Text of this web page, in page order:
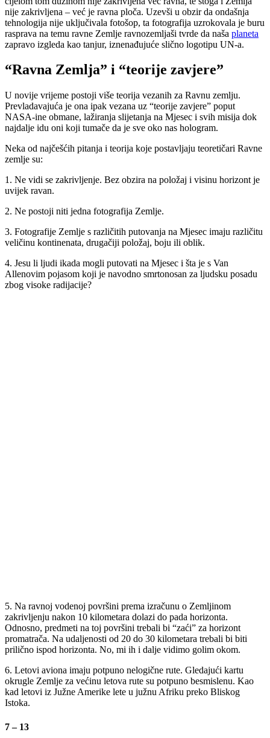
nije zakrivljena – već je ravna ploča. Uzevši u obzir da ondašnja
tehnologija nije uključivala fotošop, ta fotografija uzrokovala je buru
rasprava na temu ravne Zemlje ravnozemljaši tvrde da naša planeta
zapravo izgleda kao tanjur, iznenađujuće slično logotipu UN-a.
“Ravna Zemlja” i “teorije zavjere”
U novije vrijeme postoji više teorija vezanih za Ravnu zemlju.
Prevladavajuća je ona ipak vezana uz “teorije zavjere” poput
NASA-ine obmane, lažiranja slijetanja na Mjesec i svih misija dok
najdalje idu oni koji tumače da je sve oko nas hologram.
Neka od najčešćih pitanja i teorija koje postavljaju teoretičari Ravne
zemlje su:
1. Ne vidi se zakrivljenje. Bez obzira na položaj i visinu horizont je
uvijek ravan.
2. Ne postoji niti jedna fotografija Zemlje.
3. Fotografije Zemlje s različitih putovanja na Mjesec imaju različitu
veličinu kontinenata, drugačiji položaj, boju ili oblik.
4. Jesu li ljudi ikada mogli putovati na Mjesec i šta je s Van
Allenovim pojasom koji je navodno smrtonosan za ljudsku posadu
zbog visoke radijacije?
5. Na ravnoj vodenoj površini prema izračunu o Zemljinom
zakrivljenju nakon 10 kilometara dolazi do pada horizonta.
Odnosno, predmeti na toj površini trebali bi “zaći” za horizont
promatrača. Na udaljenosti od 20 do 30 kilometara trebali bi biti
prilično ispod horizonta. No, mi ih i dalje vidimo golim okom.
6. Letovi aviona imaju potpuno nelogične rute. Gledajući kartu
okrugle Zemlje za većinu letova rute su potpuno besmislenu. Kao
kad letovi iz Južne Amerike lete u južnu Afriku preko Bliskog
Istoka.
7 – 13